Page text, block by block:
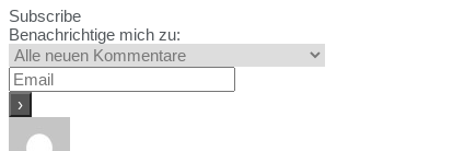
Subscribe
Benachrichtige mich zu: